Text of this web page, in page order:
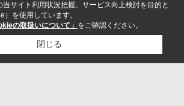
サイト利用状況把握、サービス向上検討を目的と
を使用しています。
の取扱いについて」 をご確認ください。
閉じる